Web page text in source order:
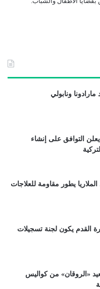
ونابولي
يعلن التوافق على إنشاء
يطور مقاومة للعلاجات
القدم يكون لجنة تسجيلات
«الروقان» من كواليس